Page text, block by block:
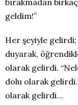
bırakmadan
geldim!”
Her şeyiyle gelirdi;
duyarak,
olarak gelirdi.
dolu olarak
olarak gelirdi…